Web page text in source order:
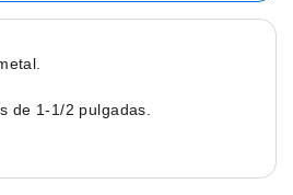
de 1-1/2 pulgadas.